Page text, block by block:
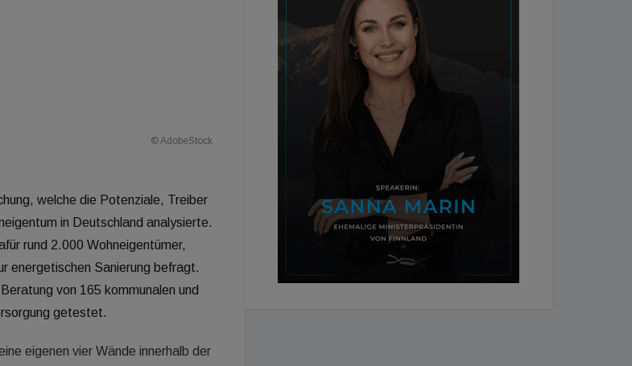
© AdobeStock
welche die Potenziale, Treiber
in Deutschland analysierte.
rund 2.000 Wohneigentümer,
energetischen Sanierung befragt.
von 165 kommunalen und
getestet.
eigenen vier Wände innerhalb der